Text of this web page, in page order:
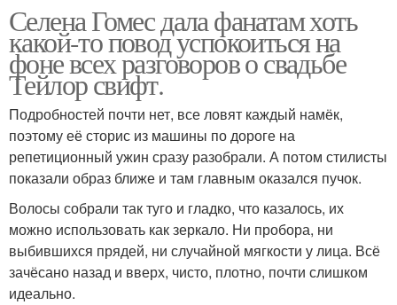
Селена Гомес дала фанатам хоть
какой-то повод успокоиться на
фоне всех разговоров о свадьбе
Тейлор свифт.
Подробностей почти нет, все ловят каждый намёк,
поэтому её сторис из машины по дороге на
репетиционный ужин сразу разобрали. А потом стилисты
показали образ ближе и там главным оказался пучок.
Волосы собрали так туго и гладко, что казалось, их
можно использовать как зеркало. Ни пробора, ни
выбившихся прядей, ни случайной мягкости у лица. Всё
зачёсано назад и вверх, чисто, плотно, почти слишком
идеально.